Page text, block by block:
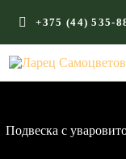
+375 (44) 535-
Подвеска с
ГЛАВНАЯ